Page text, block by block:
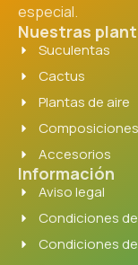
especial.
Nuestras
Suculentas
Cactus
Plantas de aire
Composiciones
Accesorios
Información
Aviso legal
Condiciones
Condiciones